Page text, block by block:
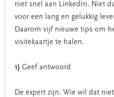
niet snel aan LinkedIn. Niet
voor een lang en gelukkig
Daarom vijf nieuwe tips om
visitekaartje te halen.
1) Geef antwoord
De expert zijn. Wie wil dat